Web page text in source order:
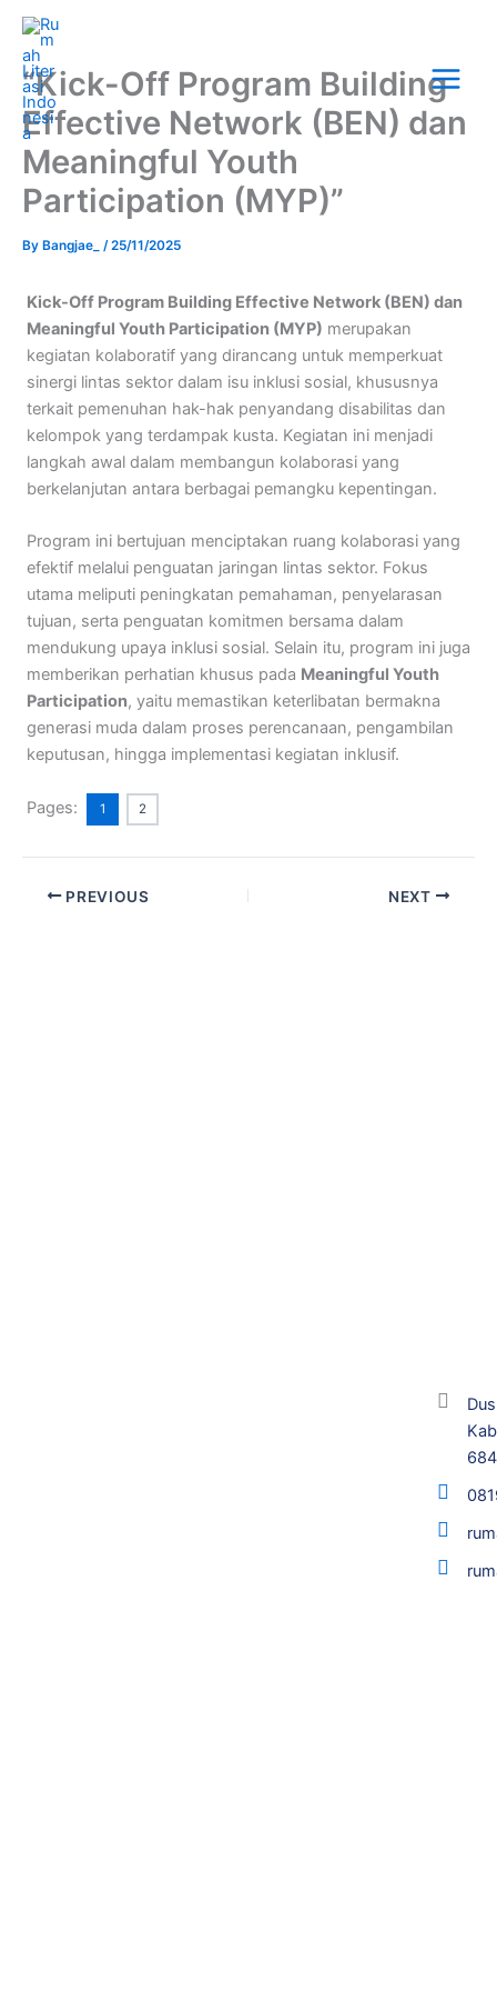
Skip
content
Menu
“Kick-Off Program Building
Effective Network (BEN) dan
Meaningful Youth
Participation (MYP)”
By Bangjae_ /25/11/2025
Kick-Off Program Building Effective Network (BEN) dan
Meaningful Youth Participation (MYP) merupakan
kegiatan kolaboratif yang dirancang untuk memperkuat
sinergi lintas sektor dalam isu inklusi sosial, khususnya
terkait pemenuhan hak-hak penyandang disabilitas dan
kelompok yang terdampak kusta. Kegiatan ini menjadi
langkah awal dalam membangun kolaborasi yang
berkelanjutan antara berbagai pemangku kepentingan.
Program ini bertujuan menciptakan ruang kolaborasi yang
efektif melalui penguatan jaringan lintas sektor. Fokus
utama meliputi peningkatan pemahaman, penyelarasan
tujuan, serta penguatan komitmen bersama dalam
mendukung upaya inklusi sosial. Selain itu, program ini juga
memberikan perhatian khusus pada Meaningful Youth
Participation, yaitu memastikan keterlibatan bermakna
generasi muda dalam proses perencanaan, pengambilan
keputusan, hingga implementasi kegiatan inklusif.
Pages: 1 2
PREVIOUS NEXT